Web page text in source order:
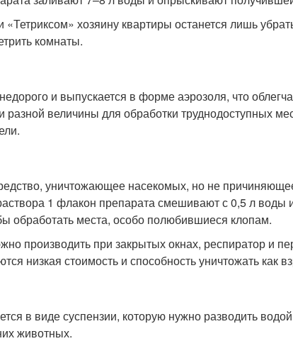
«Тетриксом» хозяину квартиры останется лишь
комнаты.
и выпускается в форме аэрозоля, что
разной величины для обработки труднодоступных
уничтожающее насекомых, но не
1 флакон препарата смешивают с 0,5 л воды
обработать места, особо полюбившиеся клопам.
производить при закрытых окнах, респиратор и
низкая стоимость и способность уничтожать как
в виде суспензии, которую нужно разводить
животных.